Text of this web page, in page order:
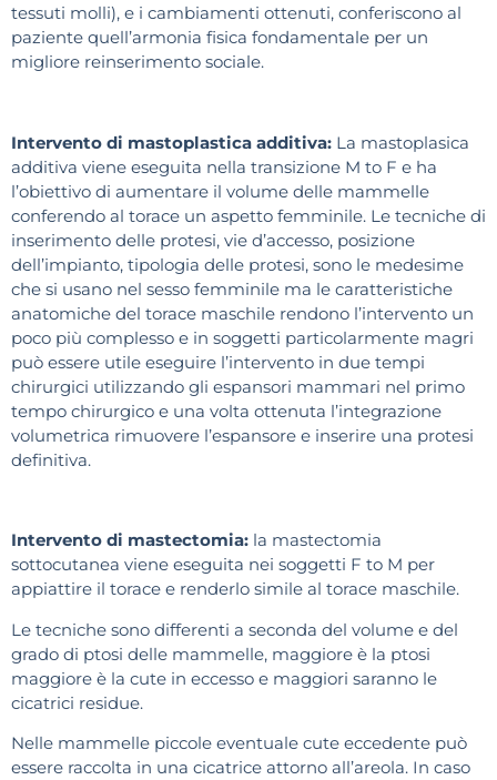
tessuti molli), e i cambiamenti ottenuti, conferiscono al
paziente quell’armonia fisica fondamentale per un
migliore reinserimento sociale.
Intervento di mastoplastica additiva: La mastoplasica
additiva viene eseguita nella transizione M to F e ha
l’obiettivo di aumentare il volume delle mammelle
conferendo al torace un aspetto femminile. Le tecniche di
inserimento delle protesi, vie d’accesso, posizione
dell’impianto, tipologia delle protesi, sono le medesime
che si usano nel sesso femminile ma le caratteristiche
anatomiche del torace maschile rendono l’intervento un
poco più complesso e in soggetti particolarmente magri
può essere utile eseguire l’intervento in due tempi
chirurgici utilizzando gli espansori mammari nel primo
tempo chirurgico e una volta ottenuta l’integrazione
volumetrica rimuovere l’espansore e inserire una protesi
definitiva.
Intervento di mastectomia: la mastectomia
sottocutanea viene eseguita nei soggetti F to M per
appiattire il torace e renderlo simile al torace maschile.
Le tecniche sono differenti a seconda del volume e del
grado di ptosi delle mammelle, maggiore è la ptosi
maggiore è la cute in eccesso e maggiori saranno le
cicatrici residue.
Nelle mammelle piccole eventuale cute eccedente può
essere raccolta in una cicatrice attorno all’areola. In caso